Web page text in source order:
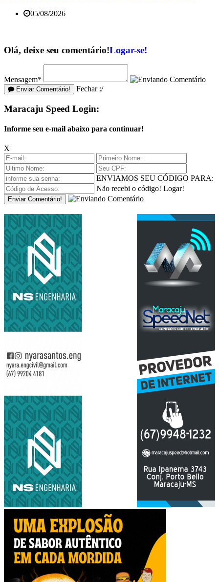
05/08/2026
Olá, deixe seu comentário!Logar-se!
Mensagem*
Enviar Comentário! Fechar :/
Maracaju Speed Login:
Informe seu e-mail abaixo para continuar!
X
ENVIAMOS SEU CÓDIGO PARA:
Não recebi o código! Logar!
Enviar Comentário!